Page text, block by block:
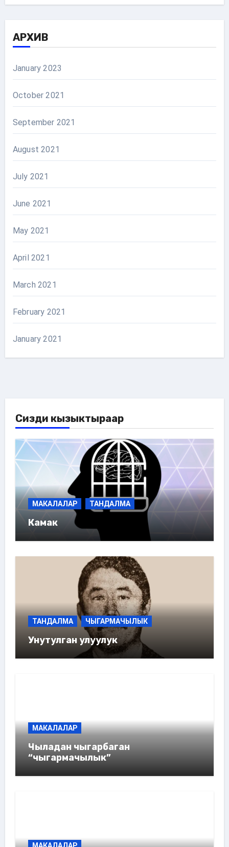
АРХИВ
January 2023
October 2021
September 2021
August 2021
July 2021
June 2021
May 2021
April 2021
March 2021
February 2021
January 2021
Сизди кызыктыраар
МАКАЛАЛАР ТАНДАЛМА
Камак
ТАНДАЛМА ЧЫГАРМАЧЫЛЫК
Унутулган улуулук
МАКАЛАЛАР
Чыладан чыгарбаган
“чыгармачылык”
МАКАЛАЛАР